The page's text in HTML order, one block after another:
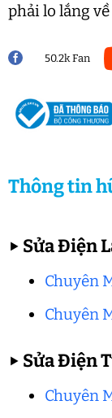
phải lo lắng về
50.2k Fan
Thông tin
▶ Sửa Điện
Chuyên
Chuyên
▶ Sửa Điện
Chuyên